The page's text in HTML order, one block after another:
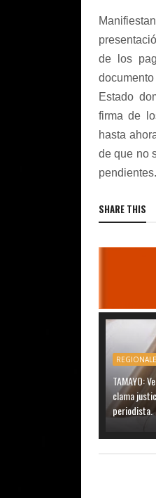
de los
Estado
firma de
hasta
de que no
pendientes.
SHARE THIS
TAMAYO:
clama
periodista.